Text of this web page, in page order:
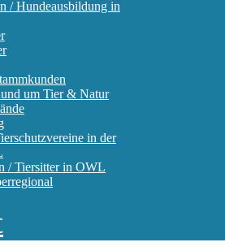
/ Hundeausbildung in
um Tier & Natur
in der
/ Tiersitter in OWL